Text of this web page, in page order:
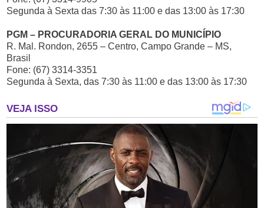
Segunda à Sexta das 7:30 às 11:00 e das 13:00 às 17:30
PGM – PROCURADORIA GERAL DO MUNICÍPIO
R. Mal. Rondon, 2655 – Centro, Campo Grande – MS,
Brasil
Fone: (67) 3314-3351
Segunda à Sexta, das 7:30 às 11:00 e das 13:00 às 17:30